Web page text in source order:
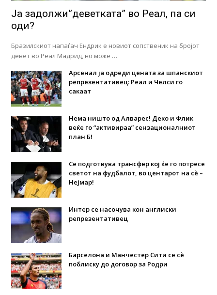
Ја задолжи”деветката” во Реал, па си
оди?
Бразилскиот напаѓач Ендрик е новиот сопственик на бројот
девет во Реал Мадрид, но може …
Арсенал ја одреди цената за шпанскиот
репрезентативец: Реал и Челси го
сакаат
Нема ништо од Алварес! Деко и Флик
веќе го “активираа” сензационалниот
план Б!
Се подготвува трансфер кој ќе го потресе
светот на фудбалот, во центарот на сè –
Нејмар!
Интер се насочува кон англиски
репрезентативец
Барселона и Манчестер Сити се сè
поблиску до договор за Родри